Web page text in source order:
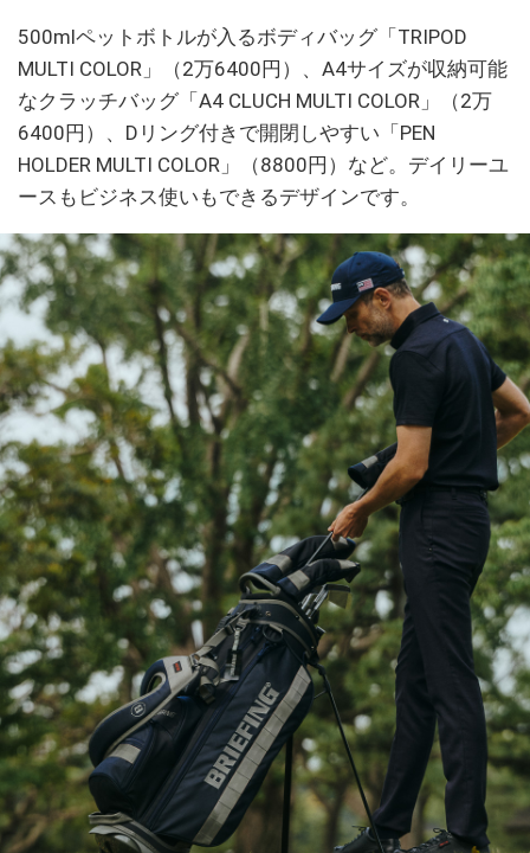
500mlペットボトルが入るボディバッグ「TRIPOD
MULTI COLOR」（2万6400円）、A4サイズが収納可能
なクラッチバッグ「A4 CLUCH MULTI COLOR」（2万
6400円）、Dリング付きで開閉しやすい「PEN
HOLDER MULTI COLOR」（8800円）など。デイリーユ
ースもビジネス使いもできるデザインです。